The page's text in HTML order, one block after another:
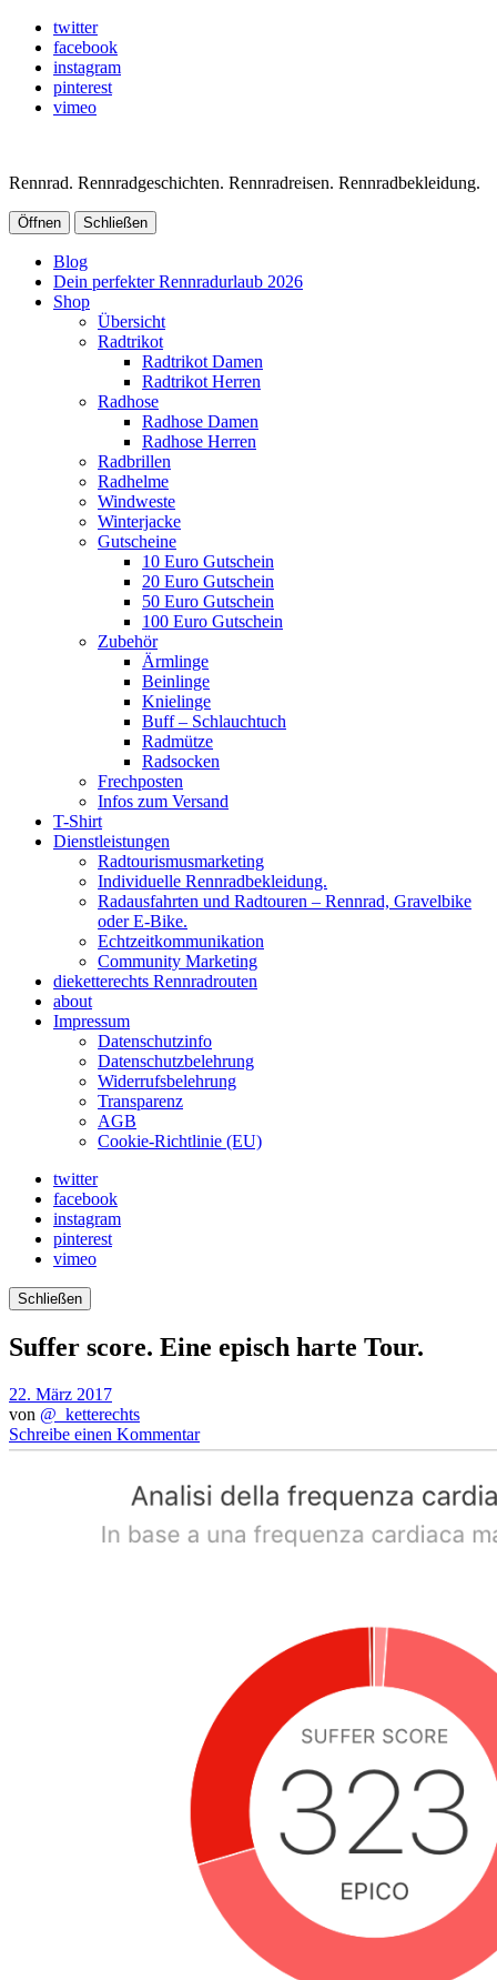
twitter
facebook
instagram
pinterest
vimeo
Rennrad. Rennradgeschichten. Rennradreisen. Rennradbekleidung.
Öffnen Schließen
Blog
Dein perfekter Rennradurlaub 2026
Shop
Übersicht
Radtrikot
Radtrikot Damen
Radtrikot Herren
Radhose
Radhose Damen
Radhose Herren
Radbrillen
Radhelme
Windweste
Winterjacke
Gutscheine
10 Euro Gutschein
20 Euro Gutschein
50 Euro Gutschein
100 Euro Gutschein
Zubehör
Ärmlinge
Beinlinge
Knielinge
Buff – Schlauchtuch
Radmütze
Radsocken
Frechposten
Infos zum Versand
T-Shirt
Dienstleistungen
Radtourismusmarketing
Individuelle Rennradbekleidung.
Radausfahrten und Radtouren – Rennrad, Gravelbike
oder E-Bike.
Echtzeitkommunikation
Community Marketing
dieketterechts Rennradrouten
about
Impressum
Datenschutzinfo
Datenschutzbelehrung
Widerrufsbelehrung
Transparenz
AGB
Cookie-Richtlinie (EU)
twitter
facebook
instagram
pinterest
vimeo
Schließen
Suffer score. Eine episch harte Tour.
22. März 2017
von @_ketterechts
Schreibe einen Kommentar